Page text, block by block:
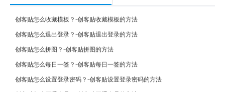
创客贴怎么收藏模板？-创客贴收藏模板的方法
创客贴怎么退出登录？-创客贴退出登录的方法
创客贴怎么拼图？-创客贴拼图的方法
创客贴怎么每日一签？-创客贴每日一签的方法
创客贴怎么设置登录密码？-创客贴设置登录密码的方法